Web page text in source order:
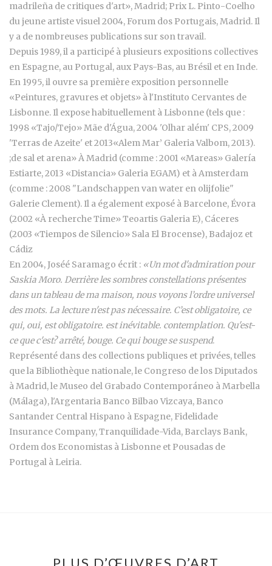
madrileña de critiques d'art», Madrid; Prix L. Pinto-Coelho
du jeune artiste visuel 2004, Forum dos Portugais, Madrid. Il
y a de nombreuses publications sur son travail.
Depuis 1989, il a participé à plusieurs expositions collectives
en Espagne, au Portugal, aux Pays-Bas, au Brésil et en Inde.
En 1995, il ouvre sa première exposition personnelle
«Peintures, gravures et objets» à l'Instituto Cervantes de
Lisbonne. Il expose habituellement à Lisbonne (tels que :
1998 «Tajo/Tejo» Mãe d'Água, 2004 'Olhar além' CPS, 2009
'Terras de Azeite' et 2013«Alem Mar’ Galeria Valbom, 2013).
;de sal et arena» À Madrid (comme : 2001 «Mareas» Galería
Estiarte, 2013 «Distancia» Galeria EGAM) et à Amsterdam
(comme : 2008 "Landschappen van water en olijfolie"
Galerie Clement). Il a également exposé à Barcelone, Évora
(2002 «À recherche Time» Teoartis Galeria E), Cáceres
(2003 «Tiempos de Silencio» Sala El Brocense), Badajoz et
Cádiz
En 2004, Joséé Saramago écrit : «Un mot d'admiration pour
Saskia Moro. Derrière les sombres constellations présentes
dans un tableau de ma maison, nous voyons l’ordre universel
des mots. La lecture n'est pas nécessaire. C’est obligatoire, ce
qui, oui, est obligatoire. est inévitable. contemplation. Qu'est-
ce que c'est? arrêté, bouge. Ce qui bouge se suspend.
Représenté dans des collections publiques et privées, telles
que la Bibliothèque nationale, le Congreso de los Diputados
à Madrid, le Museo del Grabado Contemporáneo à Marbella
(Málaga), l'Argentaria Banco Bilbao Vizcaya, Banco
Santander Central Hispano à Espagne, Fidelidade
Insurance Company, Tranquilidade-Vida, Barclays Bank,
Ordem dos Economistas à Lisbonne et Pousadas de
Portugal à Leiria.